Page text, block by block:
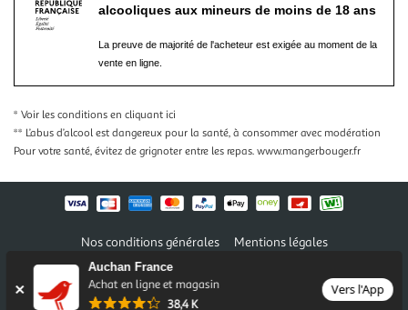
Auchan France
Achat en ligne et magasin
38,4 K
Vers l'App
alcooliques aux mineurs de moins de 18 ans
La preuve de majorité de l'acheteur est exigée au moment de la
vente en ligne.
* Voir les conditions en cliquant ici
** L’abus d’alcool est dangereux pour la santé, à consommer avec modération
Pour votre santé, évitez de grignoter entre les repas. www.mangerbouger.fr
Nos conditions générales
Mentions légales
Conditions des offres et promotions
Politique de confidentialité
Informations légales marketplace